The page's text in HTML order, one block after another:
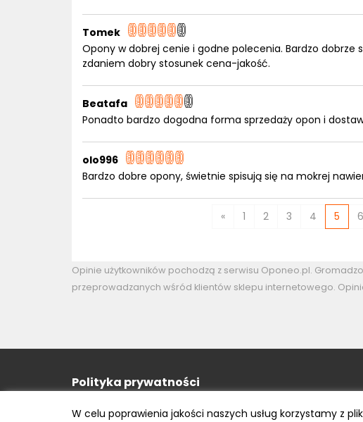
Tomek
Opony w dobrej cenie i godne polecenia. Bardzo dobrze
zdaniem dobry stosunek cena-jakość.
Beatafa
Ponadto bardzo dogodna forma sprzedaży opon i
olo996
Bardzo dobre opony, świetnie spisują się na mokrej
« 1 2 3 4 5 6
Opinie użytkowników pochodzą z serwisu Oponeo.pl.
przeprowadzanych wśród klientów sklepu internetowego.
Polityka prywatności
W celu poprawienia jakości naszych usług korzystamy z